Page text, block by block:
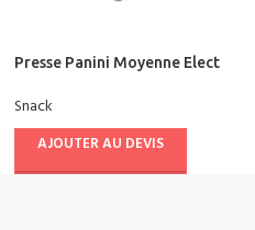
Presse Panini Moyenne Elect
Snack
AJOUTER AU DEVIS